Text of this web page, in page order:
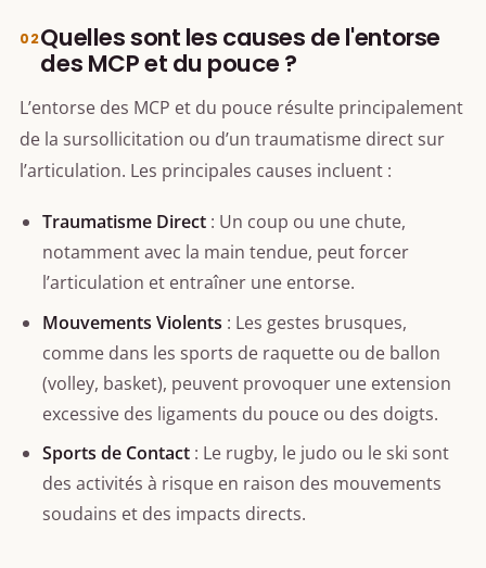
Quelles sont les causes de l'entorse
des MCP et du pouce ?
L’entorse des MCP et du pouce résulte principalement
de la sursollicitation ou d’un traumatisme direct sur
l’articulation. Les principales causes incluent :
Traumatisme Direct : Un coup ou une chute,
notamment avec la main tendue, peut forcer
l’articulation et entraîner une entorse.
Mouvements Violents : Les gestes brusques,
comme dans les sports de raquette ou de ballon
(volley, basket), peuvent provoquer une extension
excessive des ligaments du pouce ou des doigts.
Sports de Contact : Le rugby, le judo ou le ski sont
des activités à risque en raison des mouvements
soudains et des impacts directs.